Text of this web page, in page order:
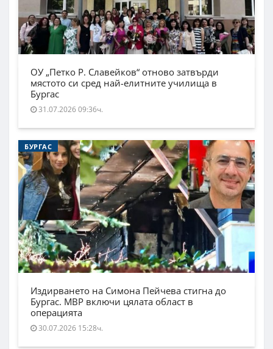
ОУ „Петко Р. Славейков“ отново затвърди
мястото си сред най-елитните училища в
Бургас
31.07.2026 09:36ч.
БУРГАС
Издирването на Симона Пейчева стигна до
Бургас. МВР включи цялата област в
операцията
30.07.2026 15:28ч.